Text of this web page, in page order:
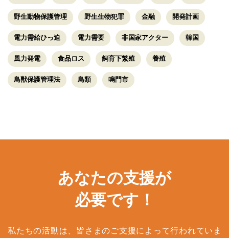
野生動物保護管理 野生生物犯罪 金融 開発計画
電力需給ひっ迫 電力需要 非国家アクター 韓国
風力発電 食品ロス 飼育下繁殖 養殖
鳥獣保護管理法 鳥類 鳴門市
あなたの支援が
必要です！
私たちの活動は、皆さまのご支援によって行われていま